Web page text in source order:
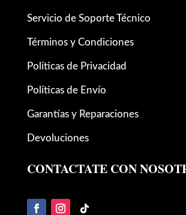
Servicio de Soporte Técnico
Términos y Condiciones
Políticas de Privacidad
Políticas de Envío
Garantías y Reparaciones
Devoluciones
CONTACTATE CON